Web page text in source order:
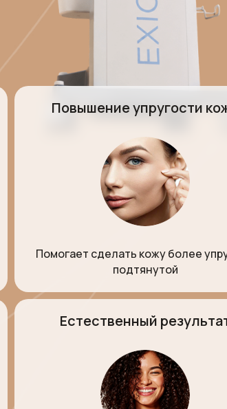
Естественный
Повышение упругости
Помогает сделать кожу более
подтянутой